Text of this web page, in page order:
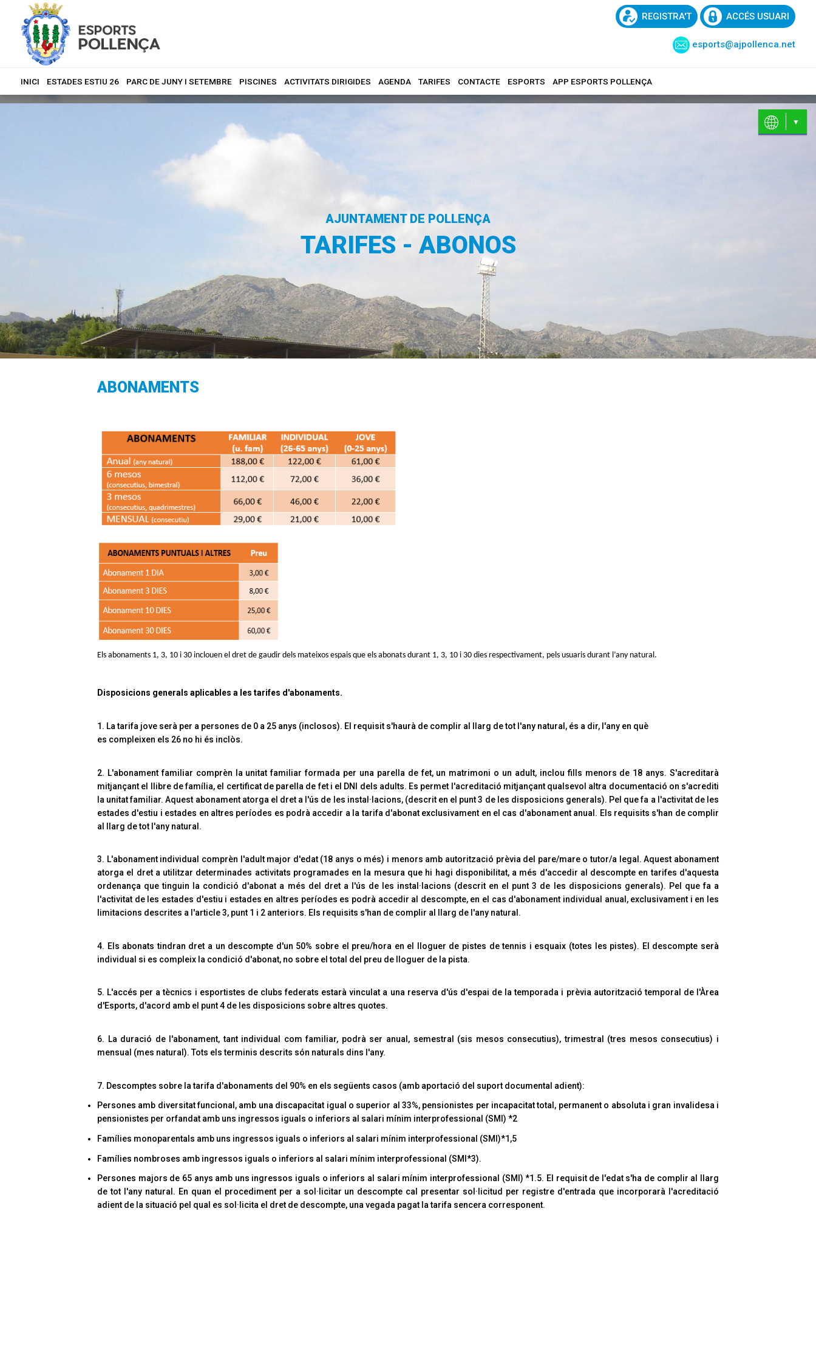
CA
EN
REGISTRA'T ACCÉS USUARI
esports@ajpollenca.net
INICI ESTADES ESTIU 26 PARC DE JUNY I SETEMBRE PISCINES ACTIVITATS DIRIGIDES AGENDA TARIFES CONTACTE ESPORTS APP ESPORTS POLLENÇA
AJUNTAMENT DE POLLENÇA
TARIFES - ABONOS
ABONAMENTS
Els abonaments 1, 3, 10 i 30 inclouen el dret de gaudir dels mateixos espais que els abonats durant 1, 3, 10 i 30 dies respectivament, pels usuaris durant l’any natural.
Disposicions generals aplicables a les tarifes d'abonaments.
1. La tarifa jove serà per a persones de 0 a 25 anys (inclosos). El requisit s'haurà de complir al llarg de tot l'any natural, és a dir, l'any en què
es compleixen els 26 no hi és inclòs.
2. L'abonament familiar comprèn la unitat familiar formada per una parella de fet, un matrimoni o un adult, inclou fills menors de 18 anys. S'acreditarà
mitjançant el llibre de família, el certificat de parella de fet i el DNI dels adults. Es permet l'acreditació mitjançant qualsevol altra documentació on s'acrediti
la unitat familiar. Aquest abonament atorga el dret a l'ús de les instal·lacions, (descrit en el punt 3 de les disposicions generals). Pel que fa a l'activitat de les
estades d'estiu i estades en altres períodes es podrà accedir a la tarifa d'abonat exclusivament en el cas d'abonament anual. Els requisits s'han de complir
al llarg de tot l'any natural.
3. L'abonament individual comprèn l'adult major d'edat (18 anys o més) i menors amb autorització prèvia del pare/mare o tutor/a legal. Aquest abonament
atorga el dret a utilitzar determinades activitats programades en la mesura que hi hagi disponibilitat, a més d'accedir al descompte en tarifes d'aquesta
ordenança que tinguin la condició d'abonat a més del dret a l'ús de les instal·lacions (descrit en el punt 3 de les disposicions generals). Pel que fa a
l'activitat de les estades d'estiu i estades en altres períodes es podrà accedir al descompte, en el cas d'abonament individual anual, exclusivament i en les
limitacions descrites a l'article 3, punt 1 i 2 anteriors. Els requisits s'han de complir al llarg de l'any natural.
4. Els abonats tindran dret a un descompte d'un 50% sobre el preu/hora en el lloguer de pistes de tennis i esquaix (totes les pistes). El descompte serà
individual si es compleix la condició d'abonat, no sobre el total del preu de lloguer de la pista.
5. L'accés per a tècnics i esportistes de clubs federats estarà vinculat a una reserva d'ús d'espai de la temporada i prèvia autorització temporal de l'Àrea
d'Esports, d'acord amb el punt 4 de les disposicions sobre altres quotes.
6. La duració de l'abonament, tant individual com familiar, podrà ser anual, semestral (sis mesos consecutius), trimestral (tres mesos consecutius) i
mensual (mes natural). Tots els terminis descrits són naturals dins l'any.
7. Descomptes sobre la tarifa d'abonaments del 90% en els següents casos (amb aportació del suport documental adient):
Persones amb diversitat funcional, amb una discapacitat igual o superior al 33%, pensionistes per incapacitat total, permanent o absoluta i gran invalidesa i
pensionistes per orfandat amb uns ingressos iguals o inferiors al salari mínim interprofessional (SMI) *2
Famílies monoparentals amb uns ingressos iguals o inferiors al salari mínim interprofessional (SMI)*1,5
Famílies nombroses amb ingressos iguals o inferiors al salari mínim interprofessional (SMI*3).
Persones majors de 65 anys amb uns ingressos iguals o inferiors al salari mínim interprofessional (SMI) *1.5. El requisit de l'edat s'ha de complir al llarg
de tot l'any natural. En quan el procediment per a sol·licitar un descompte cal presentar sol·licitud per registre d'entrada que incorporarà l'acreditació
adient de la situació pel qual es sol·licita el dret de descompte, una vegada pagat la tarifa sencera corresponent.